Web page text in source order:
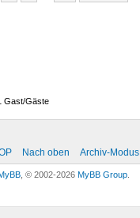
Gast/Gäste
Nach oben Archiv-Modus
, © 2002-2026MyBB Group